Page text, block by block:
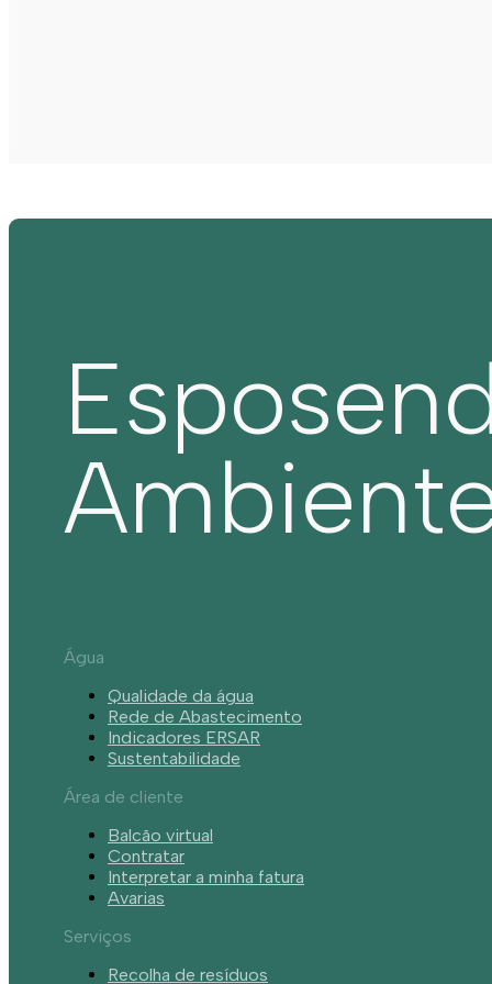
Água
Qualidade da água
Rede de Abastecimento
Indicadores ERSAR
Sustentabilidade
Área de cliente
Balcão virtual
Contratar
Interpretar a minha fatura
Avarias
Serviços
Recolha de resíduos